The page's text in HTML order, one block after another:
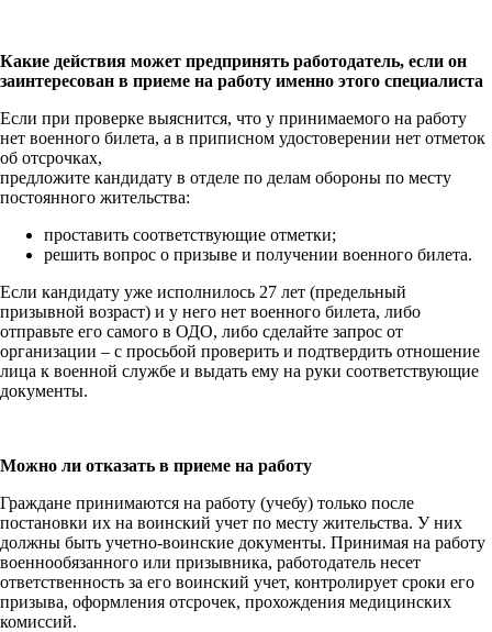
Какие действия может предпринять работодатель, если он
заинтересован в приеме на работу именно этого специалиста
Если при проверке выяснится, что у принимаемого на работу
нет военного билета, а в приписном удостоверении нет отметок
об отсрочках,
предложите кандидату в отделе по делам обороны по месту
постоянного жительства:
проставить соответствующие отметки;
решить вопрос о призыве и получении военного билета.
Если кандидату уже исполнилось 27 лет (предельный
призывной возраст) и у него нет военного билета, либо
отправьте его самого в ОДО, либо сделайте запрос от
организации – с просьбой проверить и подтвердить отношение
лица к военной службе и выдать ему на руки соответствующие
документы.
Можно ли отказать в приеме на работу
Граждане принимаются на работу (учебу) только после
постановки их на воинский учет по месту жительства. У них
должны быть учетно-воинские документы. Принимая на работу
военнообязанного или призывника, работодатель несет
ответственность за его воинский учет, контролирует сроки его
призыва, оформления отсрочек, прохождения медицинских
комиссий.